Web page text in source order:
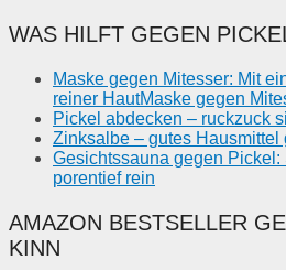
WAS HILFT GEGEN
Maske gegen Mitesser: Mit
reiner HautMaske gegen
Pickel abdecken – ruckzuck
Zinksalbe – gutes Hausmittel
Gesichtssauna gegen
porentief rein
AMAZON BESTSELLER
KINN